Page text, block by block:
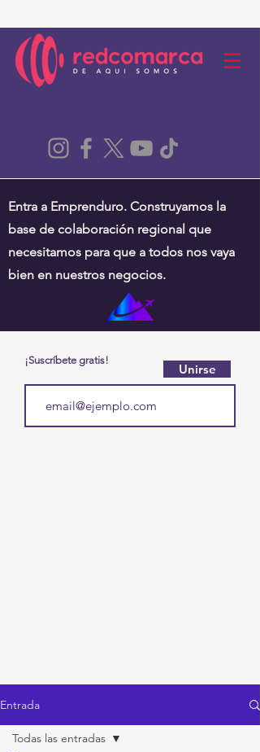
Entra a Emprenduro. Construyamos la
base de colaboración regional que
necesitamos para que a todos nos vaya
bien en nuestros negocios.
¡Suscríbete gratis!
Unirse
Entrada
Todas las entradas